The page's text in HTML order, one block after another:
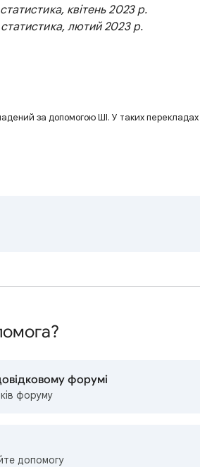
квітень 2023 р.
лютий 2023 р.
за допомогою ШІ. У таких
форумі
форуму
допомогу